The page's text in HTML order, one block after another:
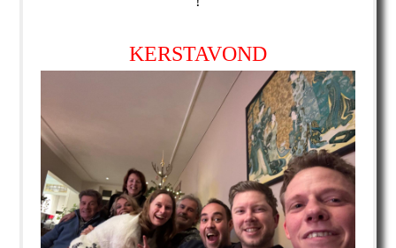
KERSTAVOND